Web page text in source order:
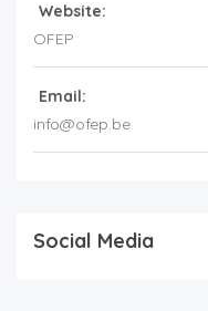
Website:
OFEP
Email:
info@ofep.be
Social Media